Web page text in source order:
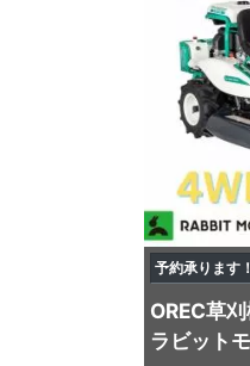
予約承ります！
OREC草
ラビット